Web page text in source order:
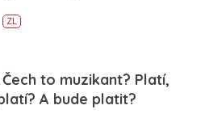
ZL
Čech to muzikant? Platí,
A bude platit?